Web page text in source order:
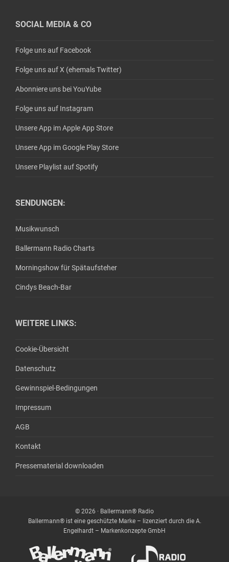
SOCIAL MEDIA & CO
Folge uns auf Facebook
Folge uns auf X (ehemals Twitter)
Abonniere uns bei YouYube
Folge uns auf Instagram
Unsere App im Apple App Store
Unsere App im Google Play Store
Unsere Playlist auf Spotify
SENDUNGEN:
Musikwunsch
Ballermann Radio Charts
Morningshow für Spätaufsteher
Cindys Beach-Bar
WEITERE LINKS:
Cookie-Übersicht
Datenschutz
Gewinnspiel-Bedingungen
Impressum
AGB
Kontakt
Pressematerial downloaden
© 2026 · Ballermann® Radio
Ballermann® ist eine geschützte Marke – lizenziert durch die A.
Engelhardt – Markenkonzepte GmbH